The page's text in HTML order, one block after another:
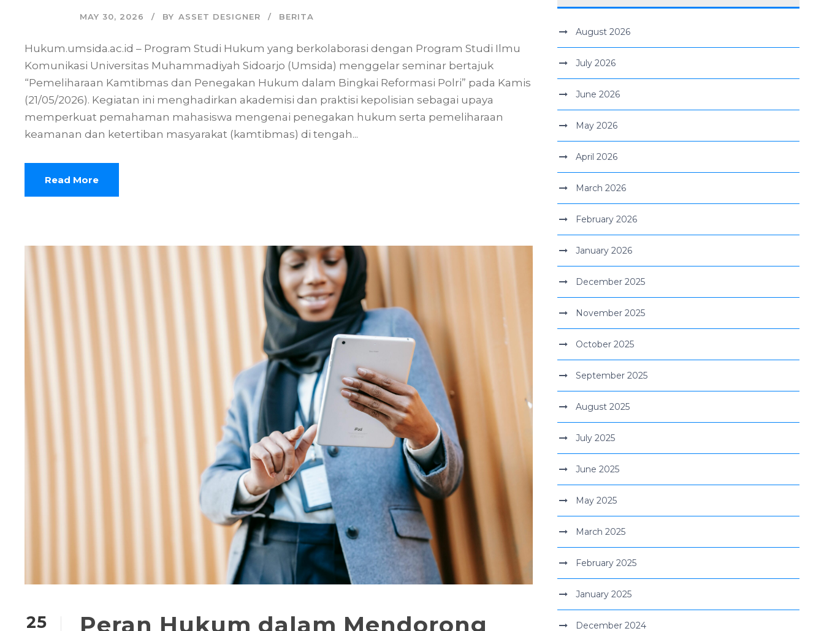
MAY 30, 2026 BY ASSET DESIGNER BERITA
Hukum.umsida.ac.id – Program Studi Hukum yang berkolaborasi dengan Program Studi Ilmu
Komunikasi Universitas Muhammadiyah Sidoarjo (Umsida) menggelar seminar bertajuk
“Pemeliharaan Kamtibmas dan Penegakan Hukum dalam Bingkai Reformasi Polri” pada Kamis
(21/05/2026). Kegiatan ini menghadirkan akademisi dan praktisi kepolisian sebagai upaya
memperkuat pemahaman mahasiswa mengenai penegakan hukum serta pemeliharaan
keamanan dan ketertiban masyarakat (kamtibmas) di tengah...
Read More
25
Peran Hukum dalam Mendorong
August 2026
July 2026
June 2026
May 2026
April 2026
March 2026
February 2026
January 2026
December 2025
November 2025
October 2025
September 2025
August 2025
July 2025
June 2025
May 2025
March 2025
February 2025
January 2025
December 2024